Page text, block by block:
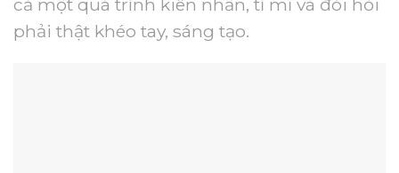
cả một quá trình kiên nhẫn, tỉ mĩ và đòi hỏi
phải thật khéo tay, sáng tạo.